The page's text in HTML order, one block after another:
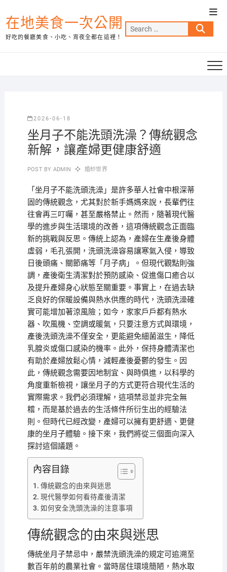
to
content
在地美食一次公開
好吃的餐廳美食、小吃、宵夜全都在這裡！
Search
…
2026-06-18
坐月子不能洗頭洗澡？傳統觀念
新解，讓產婦更健康舒適
POST BY ADMIN 婚紗世界
「坐月子不能洗頭洗澡」是許多華人社會中根深蒂
固的傳統觀念，尤其對於新手媽媽來說，長輩們往
往會再三叮囑，甚至嚴格禁止。然而，隨著現代醫
學的進步與生活環境的改善，這項傳統觀念正面臨
新的挑戰與反思。傳統上認為，產婦在生產後身體
虛弱，毛孔張開，洗頭洗澡容易讓寒氣入侵，導致
日後頭痛、關節痛等「月子病」。但現代觀點則強
調，產後衛生清潔對於預防感染、促進傷口癒合以
及提升產婦身心狀態至關重要。事實上，在過去缺
乏良好的保暖設備與熱水供應的時代，洗頭洗澡確
實可能增加著涼風險；如今，家家戶戶都有熱水
器、吹風機、空調或暖氣，只要注意方式與環境，
產後洗頭洗澡不僅安全，更能避免細菌滋生，降低
乳腺炎或傷口感染的機率。此外，保持身體清潔也
有助於產婦放鬆心情，減輕產後憂鬱的發生。因
此，傳統觀念需要因地制宜、與時俱進，以科學的
角度重新檢視，讓坐月子的方式更符合現代生活的
實際需求。我們必須理解，這項禁忌並非完全無
稽，而是基於過去的生活條件所衍生出的經驗法
則。但時代已經改變，產婦可以擁有更舒適、更健
康的坐月子體驗。接下來，我們將從三個面向深入
探討這個議題。
內容目錄
傳統觀念的由來與迷思
現代醫學如何看待產後清潔
如何安全洗頭洗澡的注意事項
傳統觀念的由來與迷思
傳統坐月子禁忌中，嚴禁洗頭洗澡的規定可追溯至
數百年前的農業社會。當時居住環境簡陋，熱水取